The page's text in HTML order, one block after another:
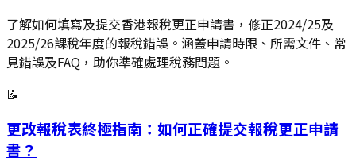
了解如何填寫及提交香港報稅更正申請書，修正2024/25及
2025/26課稅年度的報稅錯誤。涵蓋申請時限、所需文件、常
見錯誤及FAQ，助你準確處理稅務問題。
📝
更改報稅表終極指南：如何正確提交報稅更正申請
書？